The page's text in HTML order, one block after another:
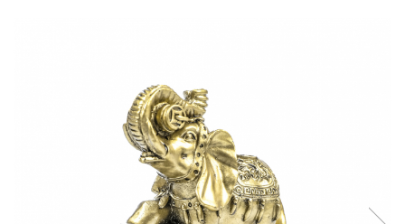
Magneti de Craciun